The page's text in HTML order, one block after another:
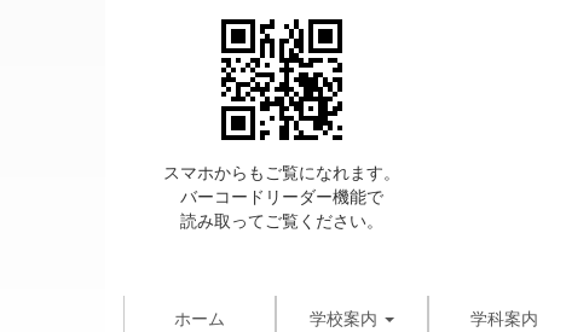
スマホからもご覧になれます。
バーコードリーダー機能で
読み取ってご覧ください。
ホーム 学校案内 学科案内